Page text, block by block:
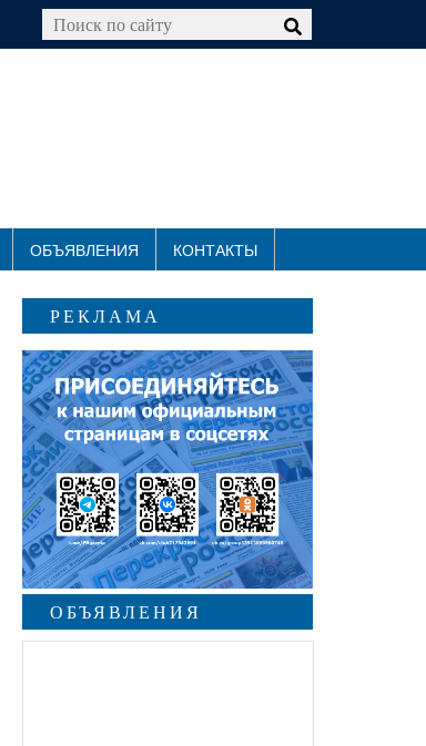
ОБЪЯВЛЕНИЯ КОНТАКТЫ
РЕКЛАМА
ОБЪЯВЛЕНИЯ